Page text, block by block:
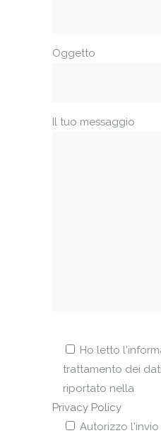
Oggetto
Il tuo messaggio
Ho letto
trattamento dei
riportato nella
Privacy Policy
Autorizzo